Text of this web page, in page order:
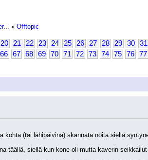
» Offtopic
20 21 22 23 24 25 26 27 28 29 30 31
66 67 68 69 70 71 72 73 74 75 76 77
kohta (tai lähipäivinä) skannata noita siellä
täällä, siellä kun kone oli mutta kaverin